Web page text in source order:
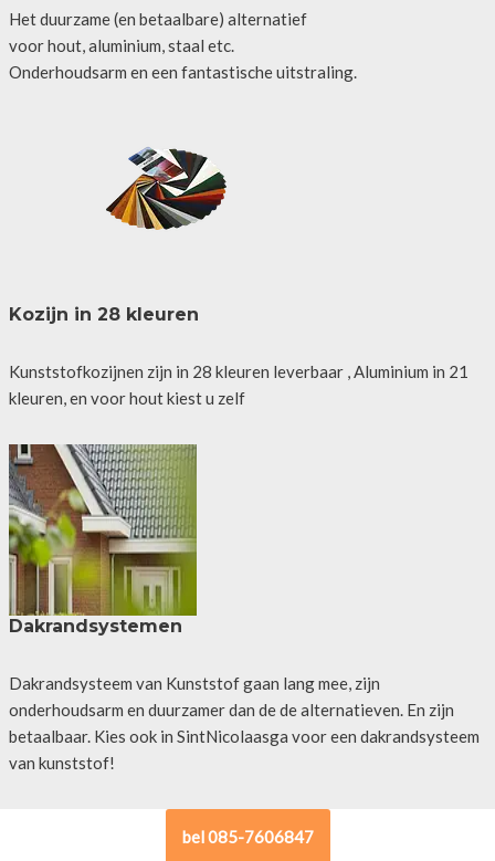
Het duurzame (en betaalbare) alternatief
voor hout, aluminium, staal etc.
Onderhoudsarm en een fantastische uitstraling.
Kozijn in 28 kleuren
Kunststofkozijnen zijn in 28 kleuren leverbaar , Aluminium in 21
kleuren, en voor hout kiest u zelf
Dakrandsystemen
Dakrandsysteem van Kunststof gaan lang mee, zijn
onderhoudsarm en duurzamer dan de de alternatieven. En zijn
betaalbaar. Kies ook in SintNicolaasga voor een dakrandsysteem
van kunststof!
bel 085-7606847